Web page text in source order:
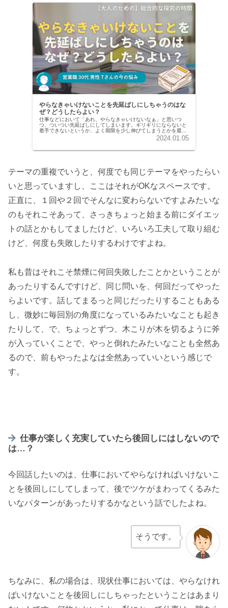
やらなきゃいけないことを先延ばしにしちゃうのはな
ぜ？どうしたらよい？
仕事などにおいて「あれ、やらなきゃいけないなぁ」と思いつ
つ、ついつい先延ばしにしてしまいます。ギリギリにならないと
着手できないというか、よく期限を少し伸びてしまうとかを最近
頻発してしまったり。この先延ばしの癖を治したいですが、なか
2024.01.05
テーマの重複でいうと、何度でも同じテーマをやったらい
いと思っていますし、ここはそれがOKなスペースです。
正直に、１回や２回でそんなに変わらないですよみたいな
のもそれこそあって、さっきちょっと始まる前にダイエッ
トの話とかもしてましたけど、いろいろ工夫して取り組む
けど、何度も失敗したりするわけですよね。
私も昔はそれこそ禁煙に何回失敗したことかということが
あったりするんですけど、同じ問いを、何回だってやった
らよいです。話してまるっと同じだったりすることもある
し、微妙に毎回別の角度になっているみたいなことも起き
たりして、で、ちょっとずつ、木こりが木を切るように斧
が入っていくことで、やっと倒れたみたいなことも全然あ
るので、前もやったよなは全然あっていいという感じで
す。
仕事が楽しく充実していたら後回しにはしないので
は…？
今回話したいのは、仕事においてやらなければいけないこ
とを後回しにしてしまって、後でツケがまわってくるみた
いなパターンがあったりするかなという話でしたよね。
そうです。
ちなみに、私の場合は、現状仕事においては、やらなけれ
ばいけないことを後回しにしちゃったということはあまり